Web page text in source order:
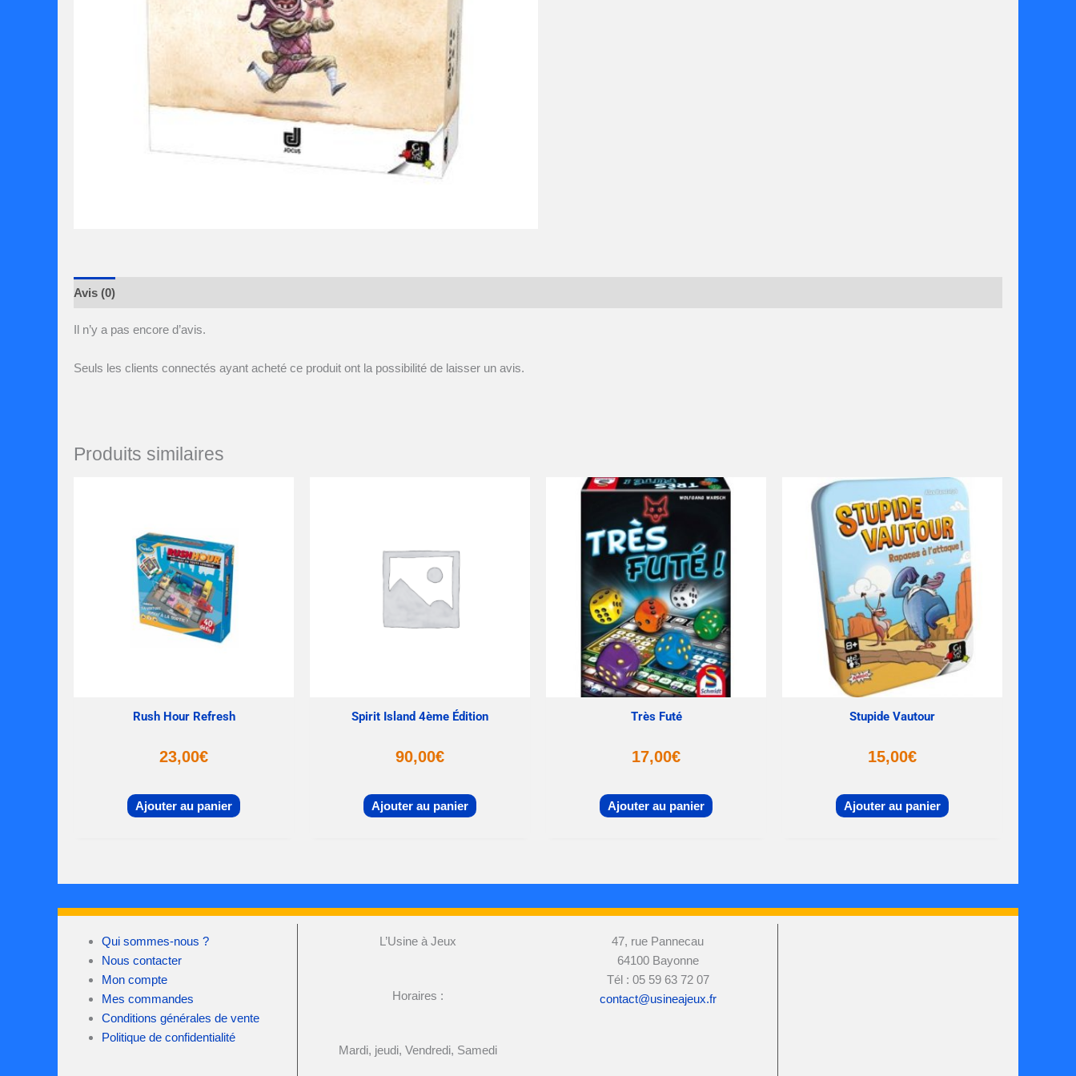
Avis (0)
Il n’y a pas encore d’avis.
Seuls les clients connectés ayant acheté ce produit ont la possibilité de laisser un avis.
Produits similaires
Rush Hour Refresh
23,00€
Ajouter au panier
Spirit Island 4ème Édition
90,00€
Ajouter au panier
Très Futé
17,00€
Ajouter au panier
Stupide Vautour
15,00€
Ajouter au panier
Qui sommes-nous ?
Nous contacter
Mon compte
Mes commandes
Conditions générales de vente
Politique de confidentialité
L’Usine à Jeux
Horaires :
Mardi, jeudi, Vendredi, Samedi
47, rue Pannecau
64100 Bayonne
Tél : 05 59 63 72 07
contact@usineajeux.fr